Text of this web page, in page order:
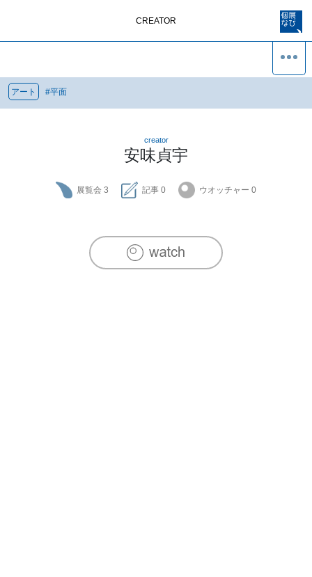
CREATOR
アート #平面
creator
安味貞宇
展覧会 3 記事 0 ウオッチャー 0